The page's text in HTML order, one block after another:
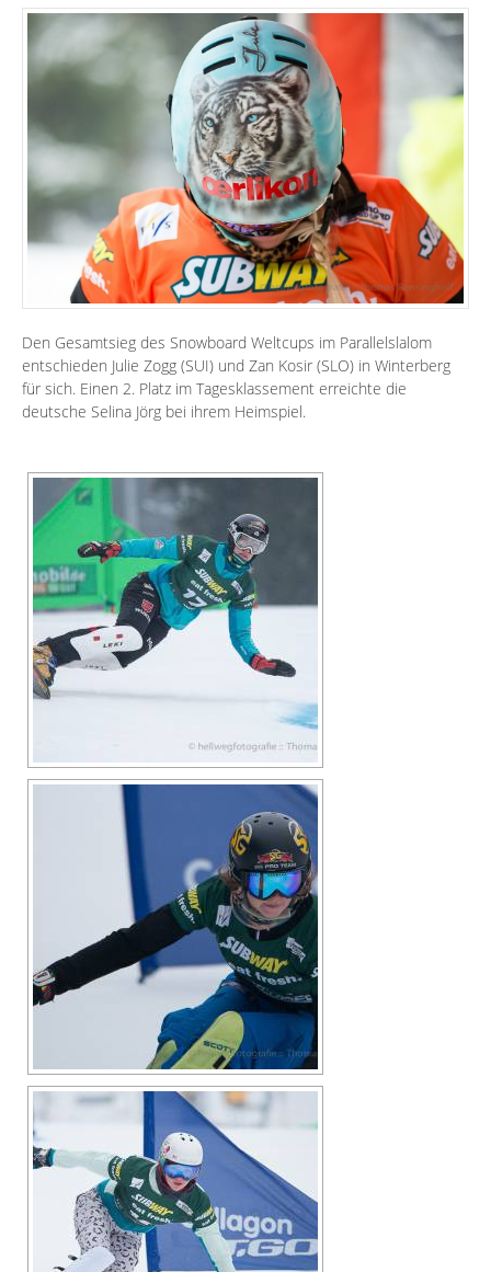
Den Gesamtsieg des Snowboard Weltcups im Parallelslalom
entschieden Julie Zogg (SUI) und Zan Kosir (SLO) in Winterberg
für sich. Einen 2. Platz im Tagesklassement erreichte die
deutsche Selina Jörg bei ihrem Heimspiel.